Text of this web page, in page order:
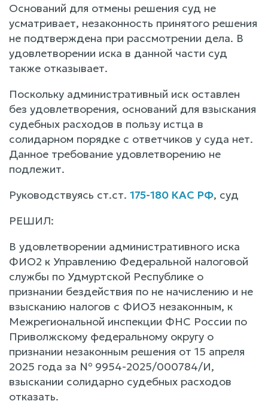
Оснований для отмены решения суд не
усматривает, незаконность принятого решения
не подтверждена при рассмотрении дела. В
удовлетворении иска в данной части суд
также отказывает.
Поскольку административный иск оставлен
без удовлетворения, оснований для взыскания
судебных расходов в пользу истца в
солидарном порядке с ответчиков у суда нет.
Данное требование удовлетворению не
подлежит.
Руководствуясь ст.ст. 175-180 КАС РФ, суд
РЕШИЛ:
В удовлетворении административного иска
ФИО2 к Управлению Федеральной налоговой
службы по Удмуртской Республике о
признании бездействия по не начислению и не
взысканию налогов с ФИО3 незаконным, к
Межрегиональной инспекции ФНС России по
Приволжскому федеральному округу о
признании незаконным решения от 15 апреля
2025 года за № 9954-2025/000784/И,
взыскании солидарно судебных расходов
отказать.